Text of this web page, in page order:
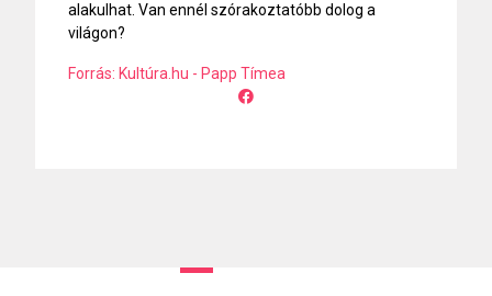
alakulhat. Van ennél szórakoztatóbb dolog a
világon?
Forrás: Kultúra.hu - Papp Tímea